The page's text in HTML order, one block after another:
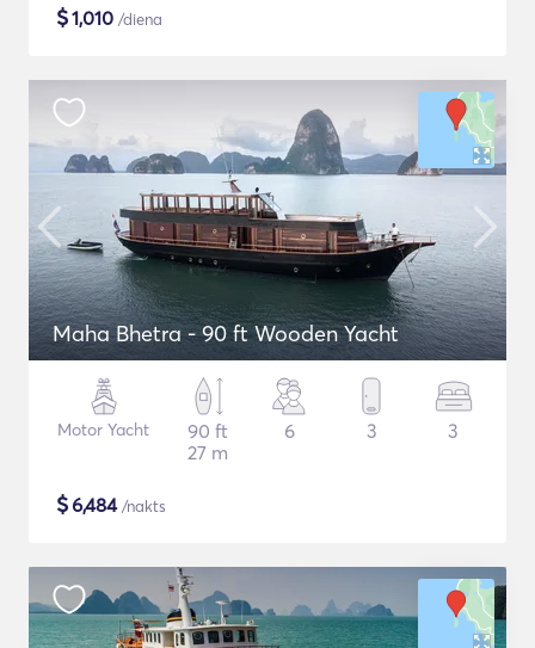
$1,010 /diena
Maha Bhetra - 90 ft Wooden Yacht
Motor Yacht
90 ft
27 m
6 3 3
$6,484/nakts